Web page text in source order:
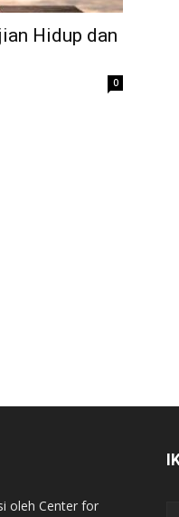
Hidup dan
0
oleh Center for